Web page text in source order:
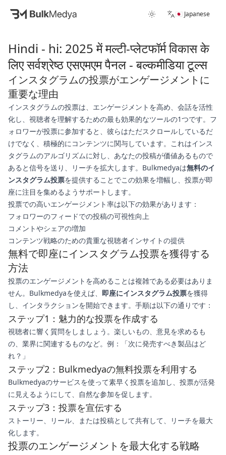
🇯🇵 Japanese
Hindi - hi: 2025 में मल्टी-प्लेटफॉर्म विकास के
लिए सर्वश्रेष्ठ एसएमएम पैनल - बल्कमीडिया टूल्स
インスタグラムの投票がエンゲージメントに
重要な理由
インスタグラムの投票は、エンゲージメントを高め、会話を活性
化し、視聴者を理解するための最も効果的なツールの1つです。フ
ォロワーが投票に参加すると、彼らはただスクロールしているだ
けでなく、積極的にコンテンツに関与しています。これはインス
タグラムのアルゴリズムに対し、あなたの投稿が価値あるもので
あると信号を送り、リーチを拡大します。Bulkmedyaは無料のイ
ンスタグラム投票を提供することでこの効果を増幅し、投票が即
座に注目を集めるようサポートします。
投票での高いエンゲージメント率は以下の効果があります：
フォロワーのフィードでの投稿の可視性向上
コメントやシェアの増加
コンテンツ戦略のための貴重な視聴者インサイトの提供
無料で即座にインスタグラム投票を獲得する
方法
投票のエンゲージメントを高めることは複雑である必要はありま
せん。Bulkmedyaを使えば、 即座にインスタグラム投票を獲得
し、インタラクションを開始できます。手順は以下の通りです：
ステップ1：魅力的な投票を作成する
視聴者に響く質問をしましょう。楽しいもの、意見を求めるも
の、業界に関連するものなど。例：「次に発売すべき製品はど
れ？」
ステップ2：Bulkmedyaの無料投票を利用する
Bulkmedyaのサービスを使って素早く投票を追加し、投票が活発
に見えるようにして、自然な参加を促します。
ステップ3：投票を宣伝する
ストーリー、リール、または投稿として共有して、リーチを最大
化します。
投票のエンゲージメントを最大化する戦略